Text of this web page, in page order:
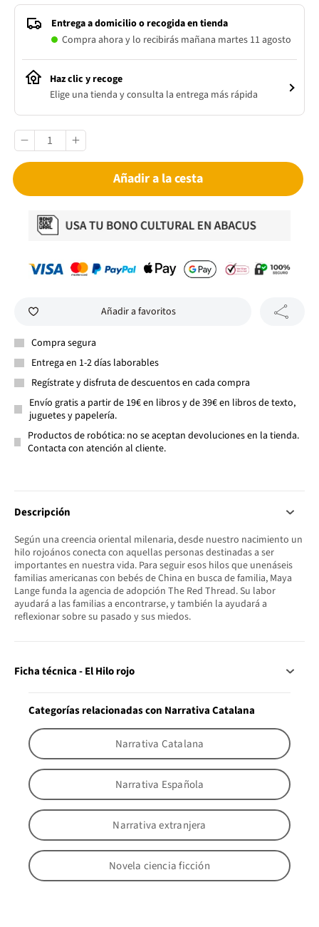
Entrega a domicilio o recogida en tienda
Compra ahora y lo recibirás mañana martes 11 agosto
Haz clic y recoge
Elige una tienda y consulta la entrega más rápida
Añadir a la cesta
Añadir a favoritos
Compra segura
Entrega en 1-2 días laborables
Regístrate y disfruta de descuentos en cada compra
Envío gratis a partir de 19€ en libros y de 39€ en libros de texto,
juguetes y papelería.
Productos de robótica: no se aceptan devoluciones en la tienda.
Contacta con atención al cliente.
Descripción
Según una creencia oriental milenaria, desde nuestro nacimiento un
hilo rojoános conecta con aquellas personas destinadas a ser
importantes en nuestra vida. Para seguir esos hilos que unenáseis
familias americanas con bebés de China en busca de familia, Maya
Lange funda la agencia de adopción The Red Thread. Su labor
ayudará a las familias a encontrarse, y también la ayudará a
reflexionar sobre su pasado y sus miedos.
Ficha técnica - El Hilo rojo
Categorías relacionadas con Narrativa Catalana
Narrativa Catalana
Narrativa Española
Narrativa extranjera
Novela ciencia ficción